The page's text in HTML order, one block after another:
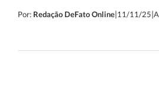
Por: Redação DeFato Online|11/11/25|